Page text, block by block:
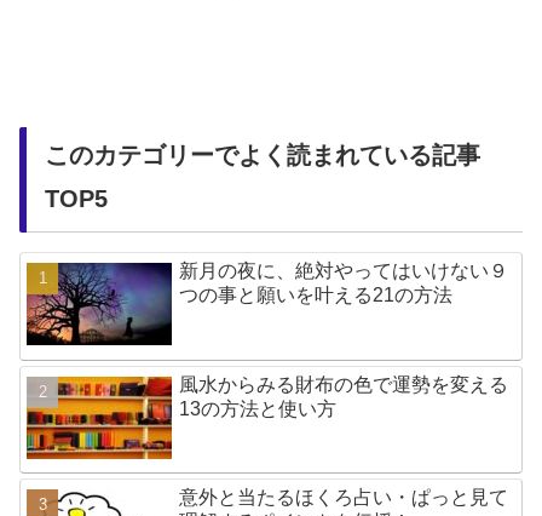
このカテゴリーでよく読まれている記事
TOP5
新月の夜に、絶対やってはいけない９
つの事と願いを叶える21の方法
風水からみる財布の色で運勢を変える
13の方法と使い方
意外と当たるほくろ占い・ぱっと見て